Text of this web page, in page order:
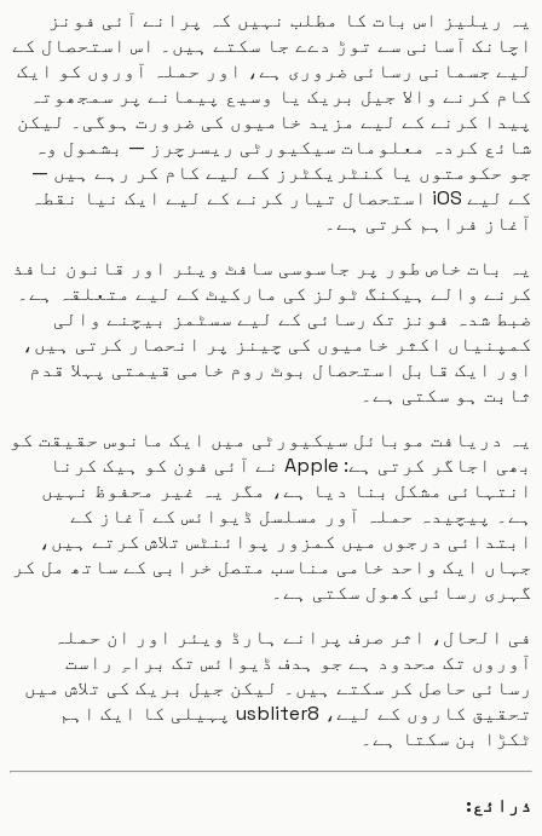
اس بات کا مطلب نہیں کہ پرانے آئی فونز
آسانی سے توڑ دےے جا سکتے ہیں۔ اس استحصال کے
جسمانی رسائی ضروری ہے، اور حملہ آوروں کو ایک
کرنے والا جیل بریک یا وسیع پیمانے پر سمجھوتہ
کرنے کے لیے مزید خامیوں کی ضرورت ہوگی۔ لیکن
کردہ معلومات سیکیورٹی ریسرچرز — بشمول وہ
یا کنٹریکٹرز کے لیے کام کر رہے ہیں —
کے لیے iOS استحصال تیار کرنے کے لیے ایک نیا نقطہ
فراہم کرتی ہے۔
خاص طور پر جاسوسی سافٹ ویئر اور قانون نافذ
والے ہیکنگ ٹولز کی مارکیٹ کے لیے متعلقہ ہے۔
شدہ فونز تک رسائی کے لیے سسٹمز بیچنے والی
اکثر خامیوں کی چینز پر انحصار کرتی ہیں،
ایک قابل استحصال بوٹ روم خامی قیمتی پہلا قدم
ہو سکتی ہے۔
موبائل سیکیورٹی میں ایک مانوس حقیقت کو
بھی اجاگر کرتی ہے: Apple نے آئی فون کو ہیک کرنا
مشکل بنا دیا ہے، مگر یہ غیر محفوظ نہیں
پیچیدہ حملہ آور مسلسل ڈیوائس کے آغاز کے
درجوں میں کمزور پوائنٹس تلاش کرتے ہیں،
ایک واحد خامی مناسب متصل خرابی کے ساتھ مل کر
رسائی کھول سکتی ہے۔
اثر صرف پرانے ہارڈ ویئر اور ان حملہ
تک محدود ہے جو ہدف ڈیوائس تک براہِ راست
حاصل کر سکتے ہیں۔ لیکن جیل بریک کی تلاش میں
تحقیق کاروں کے لیے، usbliter8 پہیلی کا ایک اہم
بن سکتا ہے۔